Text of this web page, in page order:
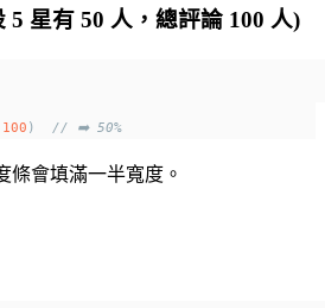
5 星有 50 人，總評論 100 人)
100 ) // ➡️ 50%
條會填滿一半寬度。